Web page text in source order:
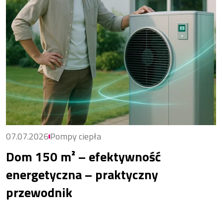
07.07.2026Pompy ciepła
Dom 150 m² – efektywność
energetyczna – praktyczny
przewodnik